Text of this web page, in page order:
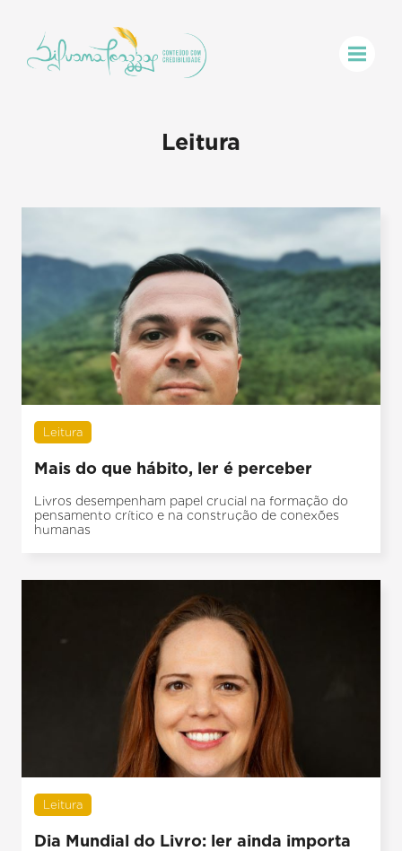
Leitura
Leitura
Mais do que hábito, ler é perceber
Livros desempenham papel crucial na formação do
pensamento crítico e na construção de conexões
humanas
Leitura
Dia Mundial do Livro: ler ainda importa